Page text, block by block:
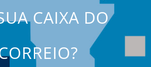
CAIXA DO